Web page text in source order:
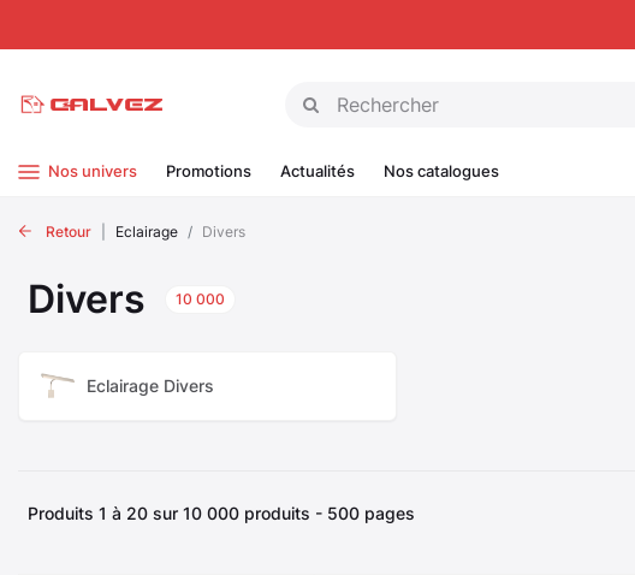
Nos univers Promotions Actualités Nos catalogues
Retour Eclairage Divers
Divers 10 000
Eclairage Divers
Produits 1 à 20 sur 10 000 produits - 500 pages